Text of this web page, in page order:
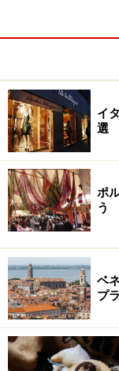
老舗ガンブリヌス
ほかにも、香ば
スティエラ・ナ
（イタリアの父
どれも素朴な風
ールやパスティ
リ菓子たちに出会
また、ナポリは
でも知られてい
したり、のんび
に。地中海の太
カッフェとお菓
イ
選
ポ
う
ベ
プ